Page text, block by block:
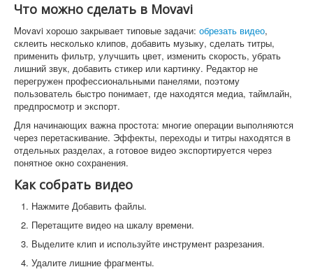
Что можно сделать в Movavi
Movavi хорошо закрывает типовые задачи: обрезать видео,
склеить несколько клипов, добавить музыку, сделать титры,
применить фильтр, улучшить цвет, изменить скорость, убрать
лишний звук, добавить стикер или картинку. Редактор не
перегружен профессиональными панелями, поэтому
пользователь быстро понимает, где находятся медиа, таймлайн,
предпросмотр и экспорт.
Для начинающих важна простота: многие операции выполняются
через перетаскивание. Эффекты, переходы и титры находятся в
отдельных разделах, а готовое видео экспортируется через
понятное окно сохранения.
Как собрать видео
Нажмите Добавить файлы.
Перетащите видео на шкалу времени.
Выделите клип и используйте инструмент разрезания.
Удалите лишние фрагменты.